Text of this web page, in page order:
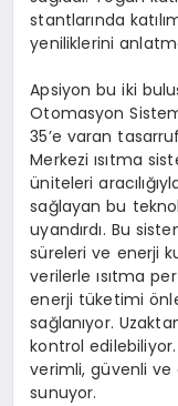
stantlarında
yeniliklerini
Apsiyon bu iki
Otomasyon
35’e varan
Merkezi ısıtma
üniteleri
sağlayan bu
uyandırdı. Bu
süreleri ve enerji
verilerle ısıtma
enerji tüketimi
sağlanıyor.
kontrol
verimli, güvenli
sunuyor.